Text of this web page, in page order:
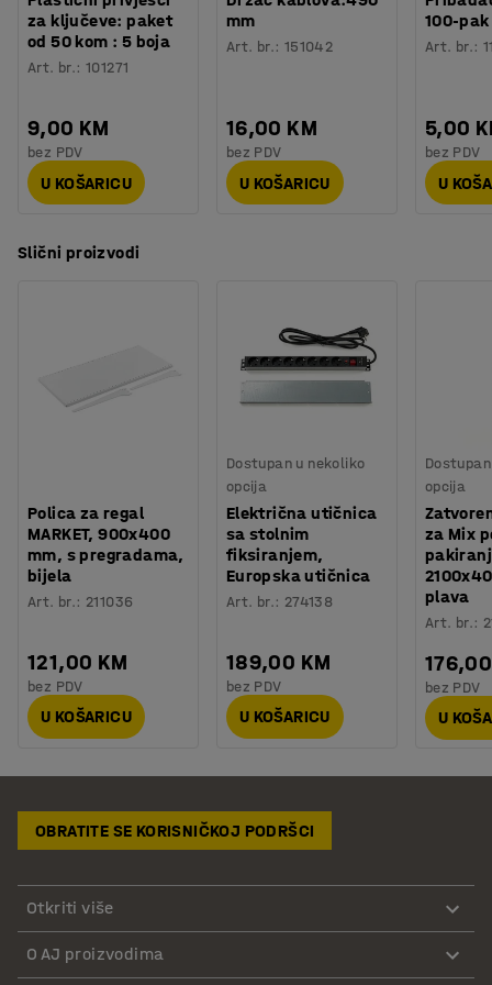
za ključeve: paket
od 50 kom : 5 boja
Art. br.:101271
9,00 KM
bez PDV
U KOŠARICU
mm
Art. br.: 151042
16,00 KM
bez PDV
U KOŠARICU
100-pak
Art. br.:
5,00
bez PDV
U
Slični proizvodi
Polica za regal
MARKET, 900x400
mm, s pregradama,
bijela
Art. br.: 211036
121,00 KM
bez PDV
U KOŠARICU
Dostupan u nekoliko
opcija
Električna utičnica
sa stolnim
fiksiranjem,
Europska utičnica
Art. br.: 274138
189,00 KM
bez PDV
U KOŠARICU
opcija
za Mix
plava
Art. br.:
bez PDV
U
OBRATITE SE KORISNIČKOJ PODRŠCI
Otkriti više
O AJ proizvodima